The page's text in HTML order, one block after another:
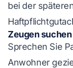
bei der
Zeugen suchen
Sprechen Sie
Anwohner